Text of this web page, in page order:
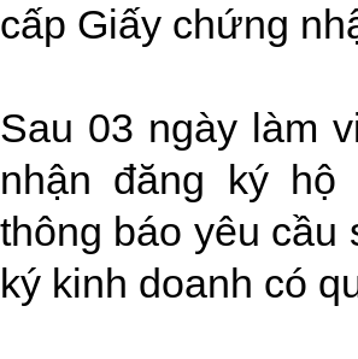
cấp Giấy chứng
Sau 03 ngày làm
nhận đăng ký hộ
thông báo yêu
ký kinh doanh có